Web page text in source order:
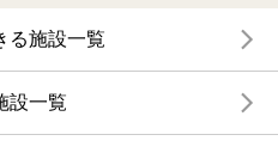
る施設一覧
設一覧